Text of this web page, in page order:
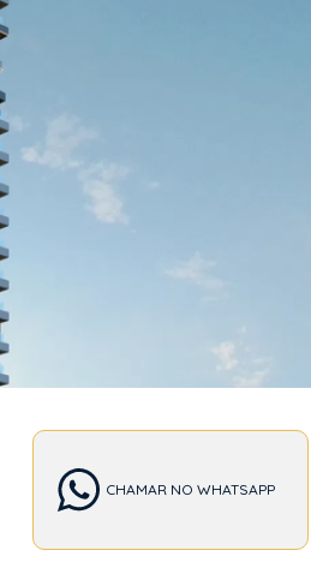
CHAMAR NO WHATSAPP